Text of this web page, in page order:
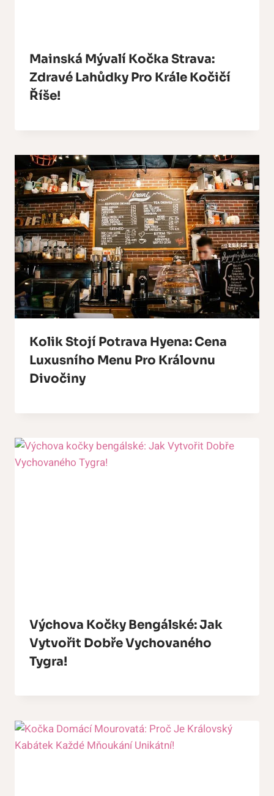
Mainská Mývalí Kočka Strava:
Zdravé Lahůdky Pro Krále Kočičí
Říše!
Kolik Stojí Potrava Hyena: Cena
Luxusního Menu Pro Královnu
Divočiny
Výchova Kočky Bengálské: Jak
Vytvořit Dobře Vychovaného
Tygra!